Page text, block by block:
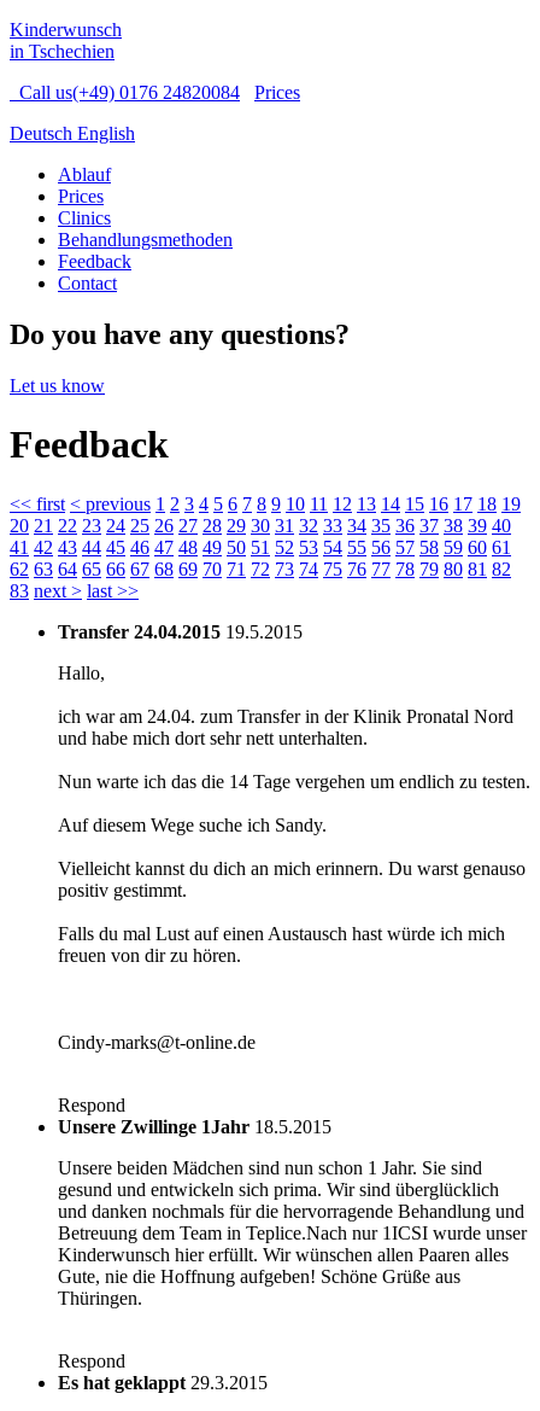
Kinderwunsch
in Tschechien
Call us(+49) 0176 24820084
Prices
Deutsch English
Ablauf
Prices
Clinics
Behandlungsmethoden
Feedback
Contact
Do you have any questions?
Let us know
Feedback
<< first < previous 1 2 3 4 5 6 7 8 9 10 11 12 13 14 15 16 17 18 19
20 21 22 23 24 25 26 27 28 29 30 31 32 33 34 35 36 37 38 39 40
41 42 43 44 45 46 47 48 49 50 51 52 53 54 55 56 57 58 59 60 61
62 63 64 65 66 67 68 69 70 71 72 73 74 75 76 77 78 79 80 81 82
83 next > last >>
Transfer 24.04.2015 19.5.2015
Hallo,
ich war am 24.04. zum Transfer in der Klinik Pronatal Nord
und habe mich dort sehr nett unterhalten.
Nun warte ich das die 14 Tage vergehen um endlich zu testen.
Auf diesem Wege suche ich Sandy.
Vielleicht kannst du dich an mich erinnern. Du warst genauso
positiv gestimmt.
Falls du mal Lust auf einen Austausch hast würde ich mich
freuen von dir zu hören.
Cindy-marks@t-online.de
Respond
Unsere Zwillinge 1Jahr 18.5.2015
Unsere beiden Mädchen sind nun schon 1 Jahr. Sie sind
gesund und entwickeln sich prima. Wir sind überglücklich
und danken nochmals für die hervorragende Behandlung und
Betreuung dem Team in Teplice.Nach nur 1ICSI wurde unser
Kinderwunsch hier erfüllt. Wir wünschen allen Paaren alles
Gute, nie die Hoffnung aufgeben! Schöne Grüße aus
Thüringen.
Respond
Es hat geklappt 29.3.2015